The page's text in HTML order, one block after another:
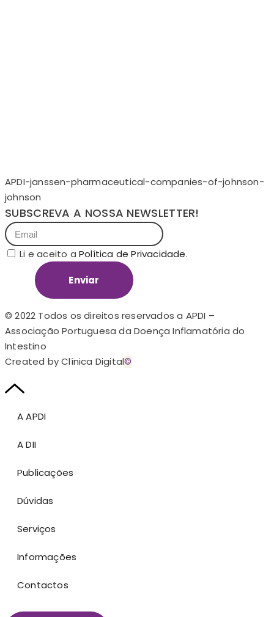
APDI-janssen-pharmaceutical-companies-of-johnson-
johnson
SUBSCREVA A NOSSA NEWSLETTER!
Li e aceito aPolítica de Privacidade.
Enviar
© 2022 Todos os direitos reservados a APDI –
Associação Portuguesa da Doença Inflamatória do
Intestino
Created by Clínica Digital©
A APDI
A DII
Publicações
Dúvidas
Serviços
Informações
Contactos